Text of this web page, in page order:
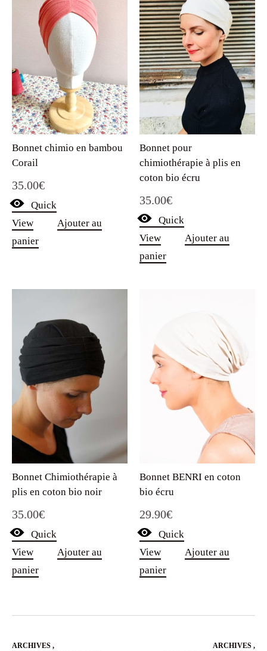
Bonnet chimio en bambou
Corail
35.00€
Quick
View
Ajouter au
panier
Bonnet pour
chimiothérapie à plis en
coton bio écru
35.00€
Quick
View
Ajouter au
panier
Bonnet Chimiothérapie à
plis en coton bio noir
35.00€
Quick
View
Ajouter au
panier
Bonnet BENRI en coton
bio écru
29.90€
Quick
View
Ajouter au
panier
ARCHIVES ,
ARCHIVES ,